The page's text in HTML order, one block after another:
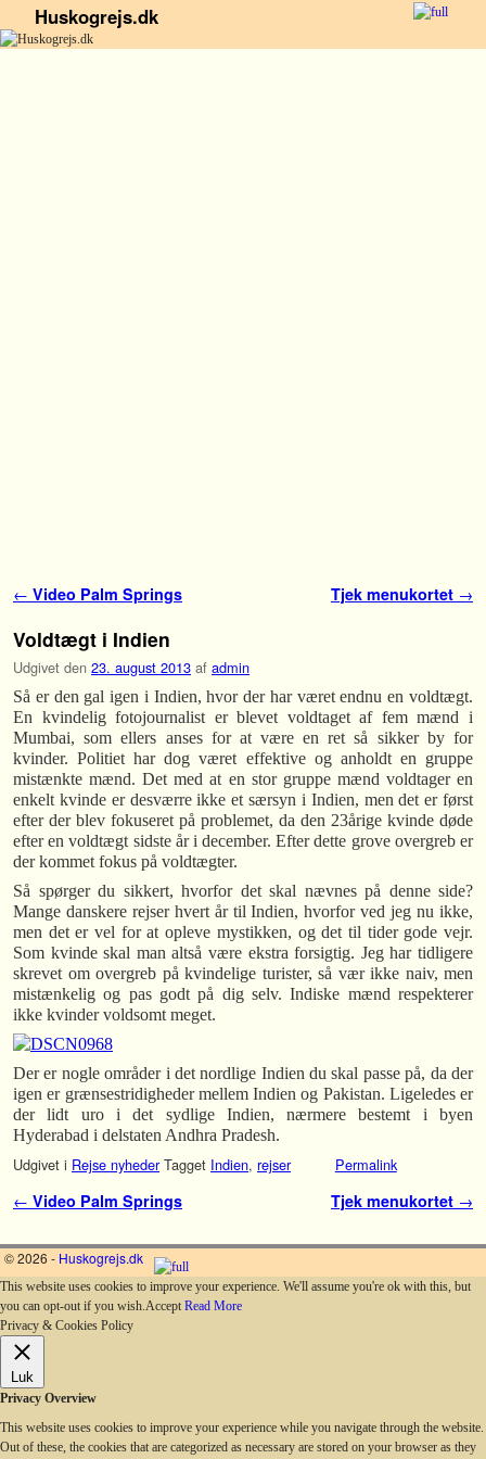
Huskogrejs.dk
Indlæg navigation
← Video Palm Springs Tjek menukortet →
Voldtægt i Indien
Udgivet den 23. august 2013 af admin
Så er den gal igen i Indien, hvor der har været endnu en voldtægt.
En kvindelig fotojournalist er blevet voldtaget af fem mænd i
Mumbai, som ellers anses for at være en ret så sikker by for
kvinder. Politiet har dog været effektive og anholdt en gruppe
mistænkte mænd. Det med at en stor gruppe mænd voldtager en
enkelt kvinde er desværre ikke et særsyn i Indien, men det er først
efter der blev fokuseret på problemet, da den 23årige kvinde døde
efter en voldtægt sidste år i december. Efter dette grove overgreb er
der kommet fokus på voldtægter.
Så spørger du sikkert, hvorfor det skal nævnes på denne side?
Mange danskere rejser hvert år til Indien, hvorfor ved jeg nu ikke,
men det er vel for at opleve mystikken, og det til tider gode vejr.
Som kvinde skal man altså være ekstra forsigtig. Jeg har tidligere
skrevet om overgreb på kvindelige turister, så vær ikke naiv, men
mistænkelig og pas godt på dig selv. Indiske mænd respekterer
ikke kvinder voldsomt meget.
Der er nogle områder i det nordlige Indien du skal passe på, da der
igen er grænsestridigheder mellem Indien og Pakistan. Ligeledes er
der lidt uro i det sydlige Indien, nærmere bestemt i byen
Hyderabad i delstaten Andhra Pradesh.
Udgivet i Rejse nyheder Tagget Indien, rejser Permalink
Indlæg navigation
← Video Palm Springs Tjek menukortet →
© 2026 - Huskogrejs.dk
This website uses cookies to improve your experience. We'll assume you're ok with this, but
you can opt-out if you wish.Accept Read More
Privacy & Cookies Policy
Luk
Privacy Overview
This website uses cookies to improve your experience while you navigate through the website.
Out of these, the cookies that are categorized as necessary are stored on your browser as they